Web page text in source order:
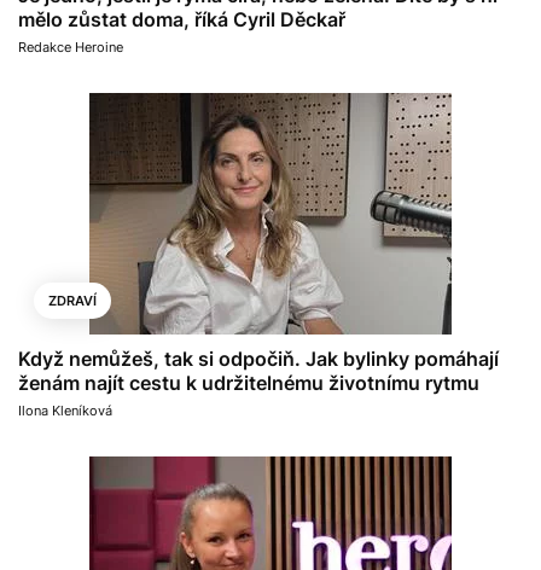
mělo zůstat doma, říká Cyril Děckař
Redakce Heroine
ZDRAVÍ
Když nemůžeš, tak si odpočiň. Jak bylinky pomáhají
ženám najít cestu k udržitelnému životnímu rytmu
Ilona Kleníková